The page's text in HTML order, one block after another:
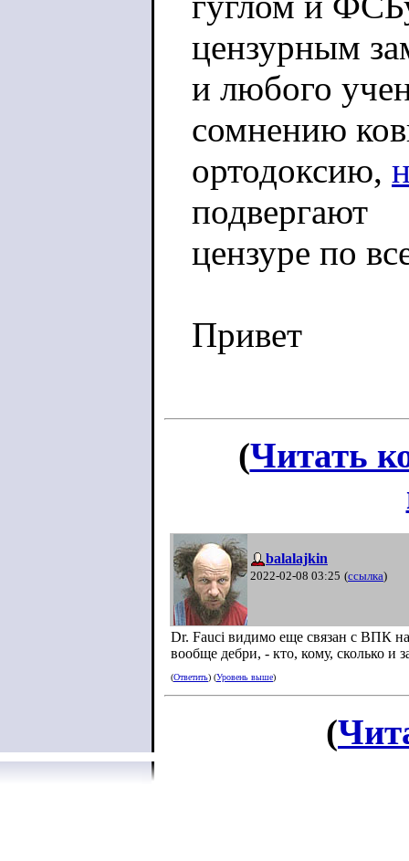
цензурным
и любого
сомнению
ортодоксию,
подвергают
цензуре по
Привет
(Читать
balalajkin
2022-02-08 03:25 (ссылка)
Dr. Fauci видимо еще связан с ВПК
вообще дебри, - кто, кому, сколько и
(Ответить) (Уровень выше)
(